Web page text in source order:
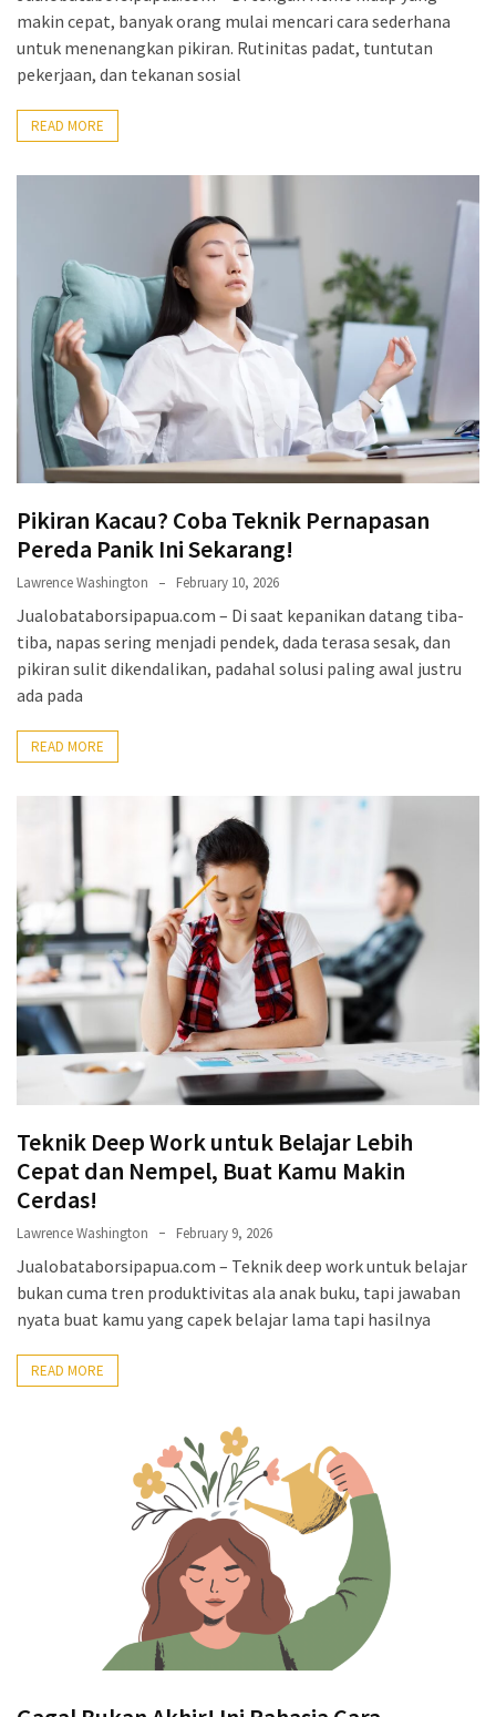
makin cepat, banyak orang mulai mencari cara sederhana
untuk menenangkan pikiran. Rutinitas padat, tuntutan
pekerjaan, dan tekanan sosial
READ MORE
Pikiran Kacau? Coba Teknik Pernapasan
Pereda Panik Ini Sekarang!
Lawrence Washington February 10, 2026
Jualobataborsipapua.com – Di saat kepanikan datang tiba-
tiba, napas sering menjadi pendek, dada terasa sesak, dan
pikiran sulit dikendalikan, padahal solusi paling awal justru
ada pada
READ MORE
Teknik Deep Work untuk Belajar Lebih
Cepat dan Nempel, Buat Kamu Makin
Cerdas!
Lawrence Washington February 9, 2026
Jualobataborsipapua.com – Teknik deep work untuk belajar
bukan cuma tren produktivitas ala anak buku, tapi jawaban
nyata buat kamu yang capek belajar lama tapi hasilnya
READ MORE